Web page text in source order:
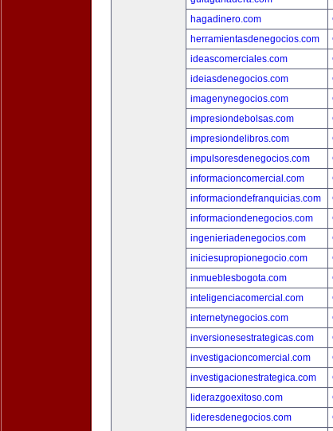
hagadinero.com
herramientasdenegocios.com
ideascomerciales.com
ideiasdenegocios.com
imagenynegocios.com
impresiondebolsas.com
impresiondelibros.com
impulsoresdenegocios.com
informacioncomercial.com
informaciondefranquicias.com
informaciondenegocios.com
ingenieriadenegocios.com
iniciesupropionegocio.com
inmueblesbogota.com
inteligenciacomercial.com
internetynegocios.com
inversionesestrategicas.com
investigacioncomercial.com
investigacionestrategica.com
liderazgoexitoso.com
lideresdenegocios.com